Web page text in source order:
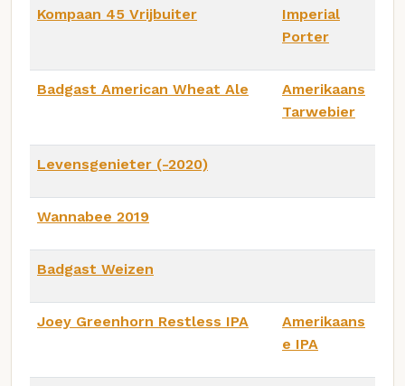
Kompaan 45 Vrijbuiter
Imperial
Porter
Badgast American Wheat Ale
Amerikaans
Tarwebier
Levensgenieter (-2020)
Wannabee 2019
Badgast Weizen
Joey Greenhorn Restless IPA
Amerikaans
e IPA